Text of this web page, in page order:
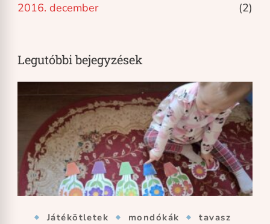
2016. december (2)
Legutóbbi bejegyzések
Játékötletek mondókák tavasz